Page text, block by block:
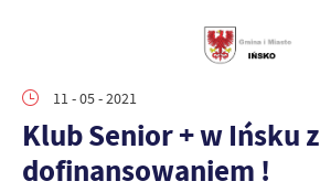
11 - 05 - 2021
Klub Senior + w Ińsku z
dofinansowaniem !